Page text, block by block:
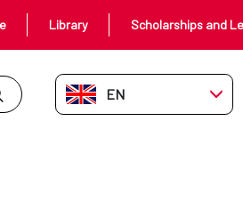
Library Scholarships and
EN-GB